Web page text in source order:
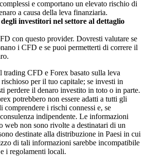
e comportano un elevato rischio di
a causa della leva finanziaria.
investitori nel settore al dettaglio
con questo provider. Dovresti valutare se
i CFD e se puoi permetterti di correre il
CFD e Forex basato sulla leva
per il tuo capitale; se investi in
perdere il denaro investito in toto o in parte.
potrebbero non essere adatti a tutti gli
i rischi connessi e, se
indipendente. Le informazioni
web non sono rivolte a destinatari di un
destinate alla distribuzione in Paesi in cui
di tali informazioni sarebbe incompatibile
i regolamenti locali.